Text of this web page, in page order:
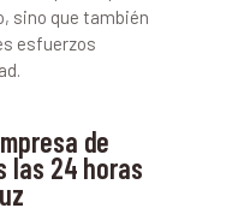
sino que también
esfuerzos
de
las 24 horas